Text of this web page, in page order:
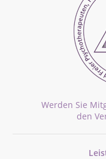
Werden Sie
den